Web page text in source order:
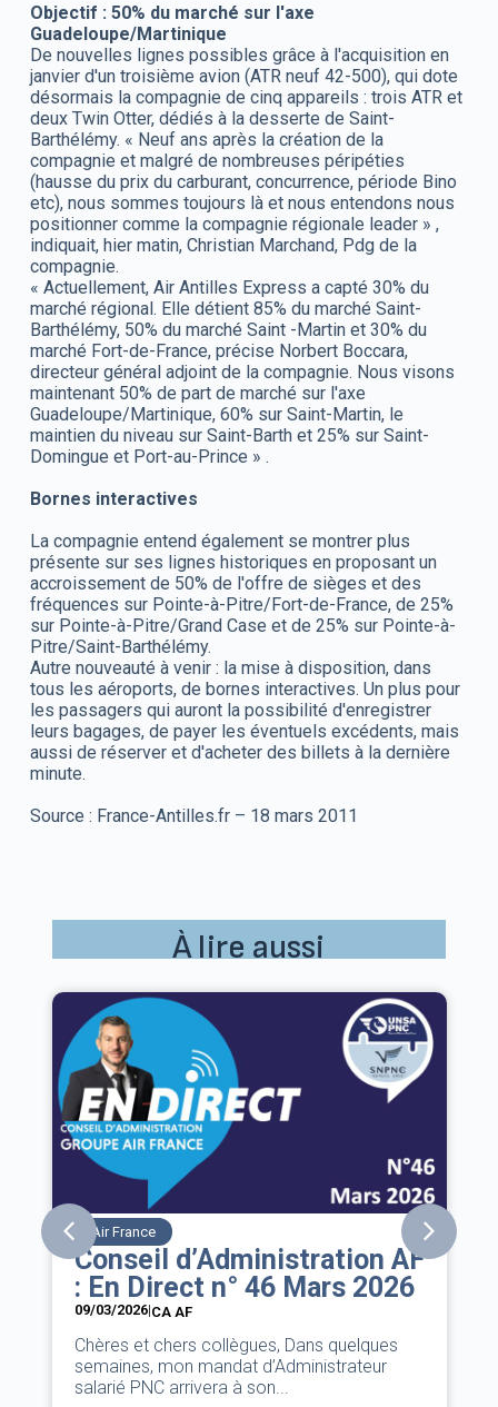
Objectif : 50% du marché sur l'axe
Guadeloupe/Martinique
De nouvelles lignes possibles grâce à l'acquisition en
janvier d'un troisième avion (ATR neuf 42-500), qui dote
désormais la compagnie de cinq appareils : trois ATR et
deux Twin Otter, dédiés à la desserte de Saint-
Barthélémy. « Neuf ans après la création de la
compagnie et malgré de nombreuses péripéties
(hausse du prix du carburant, concurrence, période Bino
etc), nous sommes toujours là et nous entendons nous
positionner comme la compagnie régionale leader » ,
indiquait, hier matin, Christian Marchand, Pdg de la
compagnie.
« Actuellement, Air Antilles Express a capté 30% du
marché régional. Elle détient 85% du marché Saint-
Barthélémy, 50% du marché Saint -Martin et 30% du
marché Fort-de-France, précise Norbert Boccara,
directeur général adjoint de la compagnie. Nous visons
maintenant 50% de part de marché sur l'axe
Guadeloupe/Martinique, 60% sur Saint-Martin, le
maintien du niveau sur Saint-Barth et 25% sur Saint-
Domingue et Port-au-Prince » .
Bornes interactives
La compagnie entend également se montrer plus
présente sur ses lignes historiques en proposant un
accroissement de 50% de l'offre de sièges et des
fréquences sur Pointe-à-Pitre/Fort-de-France, de 25%
sur Pointe-à-Pitre/Grand Case et de 25% sur Pointe-à-
Pitre/Saint-Barthélémy.
Autre nouveauté à venir : la mise à disposition, dans
tous les aéroports, de bornes interactives. Un plus pour
les passagers qui auront la possibilité d'enregistrer
leurs bagages, de payer les éventuels excédents, mais
aussi de réserver et d'acheter des billets à la dernière
minute.
Source : France-Antilles.fr – 18 mars 2011
À lire aussi
Air France
Conseil d’Administration AF
: En Direct n° 46 Mars 2026
09/03/2026|CA AF
Chères et chers collègues, Dans quelques
semaines, mon mandat d’Administrateur
salarié PNC arrivera à son...